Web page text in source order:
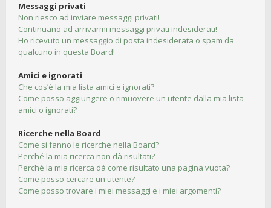
Messaggi privati
Non riesco ad inviare messaggi privati!
Continuano ad arrivarmi messaggi privati indesiderati!
Ho ricevuto un messaggio di posta indesiderata o spam da
qualcuno in questa Board!
Amici e ignorati
Che cos’è la mia lista amici e ignorati?
Come posso aggiungere o rimuovere un utente dalla mia lista
amici o ignorati?
Ricerche nella Board
Come si fanno le ricerche nella Board?
Perché la mia ricerca non dà risultati?
Perché la mia ricerca dà come risultato una pagina vuota?
Come posso cercare un utente?
Come posso trovare i miei messaggi e i miei argomenti?